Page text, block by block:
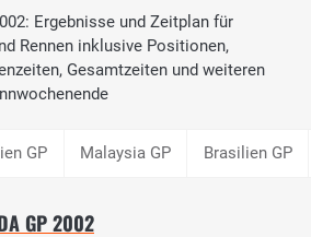
Ergebnisse und Zeitplan für
Rennen inklusive Positionen,
Gesamtzeiten und weiteren
GP Malaysia GP Brasilien GP
GP 2002